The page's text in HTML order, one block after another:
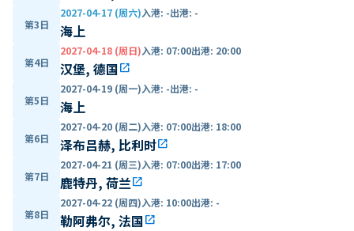
第3日
2027-04-17 (周六)入港: -出港: -
海上
第4日
2027-04-18 (周日)入港: 07:00出港: 20:00
汉堡, 德国open_in_new
第5日
2027-04-19 (周一)入港: -出港: -
海上
第6日
2027-04-20 (周二)入港: 07:00出港: 18:00
泽布吕赫, 比利时open_in_new
第7日
2027-04-21 (周三)入港: 07:00出港: 17:00
鹿特丹, 荷兰open_in_new
第8日
2027-04-22 (周四)入港: 10:00出港: -
勒阿弗尔, 法国open_in_new